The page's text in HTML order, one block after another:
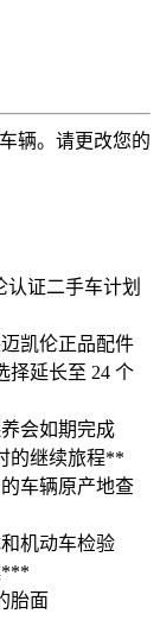
辆。请更改您的
证二手车计划
凯伦正品配件
择延长至 24 个
会如期完成
的继续旅程**
车辆原产地查
机动车检验
***
胎面